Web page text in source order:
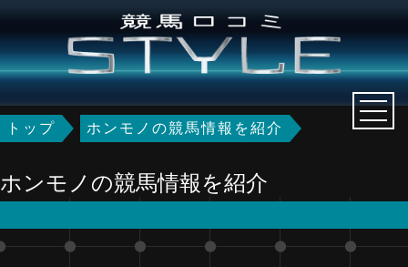
トップ ホンモノの競馬情報を紹介
ホンモノの競馬情報を紹介